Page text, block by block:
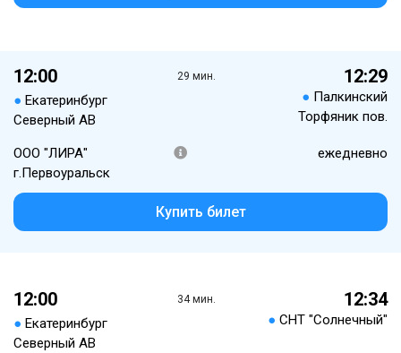
12:00
● Екатеринбург
Северный АВ
29 мин. 12:29
● Палкинский
Торфяник пов.
ООО "ЛИРА"
г.Первоуральск
ежедневно
Купить билет
12:00
● Екатеринбург
Северный АВ
34 мин. 12:34
● СНТ "Солнечный"